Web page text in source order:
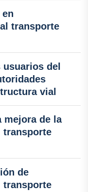
transporte
usuarios del
vial
mejora de la
transporte
de
transporte